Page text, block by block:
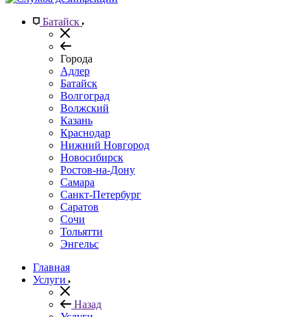
Батайск
Города
Адлер
Батайск
Волгоград
Волжский
Казань
Краснодар
Нижний Новгород
Новосибирск
Ростов-на-Дону
Самара
Санкт-Петербург
Саратов
Сочи
Тольятти
Энгельс
Главная
Услуги
Назад